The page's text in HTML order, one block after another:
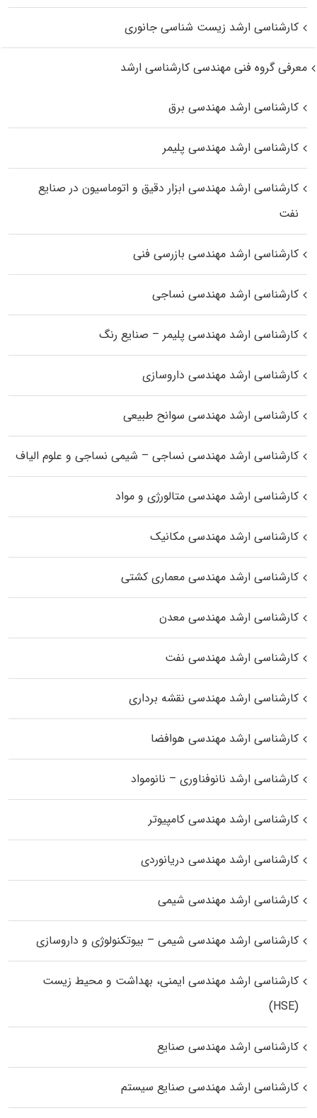
کارشناسی ارشد زیست‌ شناسی جانوری
معرفی گروه فنی مهندسی کارشناسی ارشد
کارشناسی ارشد مهندسی برق
کارشناسی ارشد مهندسی پلیمر
کارشناسی ارشد مهندسی ابزار دقیق و اتوماسیون در صنایع
نفت
کارشناسی ارشد مهندسی بازرسی فنی
کارشناسی ارشد مهندسی نساجی
کارشناسی ارشد مهندسی پلیمر – صنایع رنگ
کارشناسی ارشد مهندسی داروسازی
کارشناسی ارشد مهندسی سوانح طبیعی
کارشناسی ارشد مهندسی نساجی – شیمی نساجی و علوم الیاف
کارشناسی ارشد مهندسی متالورژی و مواد
کارشناسی ارشد مهندسی مکانیک
کارشناسی ارشد مهندسی معماری کشتی
کارشناسی ارشد مهندسی معدن
کارشناسی ارشد مهندسی نفت
کارشناسی ارشد مهندسی نقشه برداری
کارشناسی ارشد مهندسی هوافضا
کارشناسی ارشد نانوفناوری – نانومواد
کارشناسی ارشد مهندسی کامپیوتر
کارشناسی ارشد مهندسی دریانوردی
کارشناسی ارشد مهندسی شیمی
کارشناسی ارشد مهندسی شیمی – بیوتکنولوژی و داروسازی
کارشناسی ارشد مهندسی ایمنی، بهداشت و محیط زیست
(HSE)
کارشناسی ارشد مهندسی صنایع
کارشناسی ارشد مهندسی صنایع سیستم